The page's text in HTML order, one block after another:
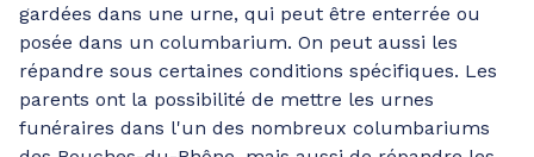
gardées dans une urne, qui peut être enterrée ou
posée dans un columbarium. On peut aussi les
répandre sous certaines conditions spécifiques. Les
parents ont la possibilité de mettre les urnes
funéraires dans l'un des nombreux columbariums